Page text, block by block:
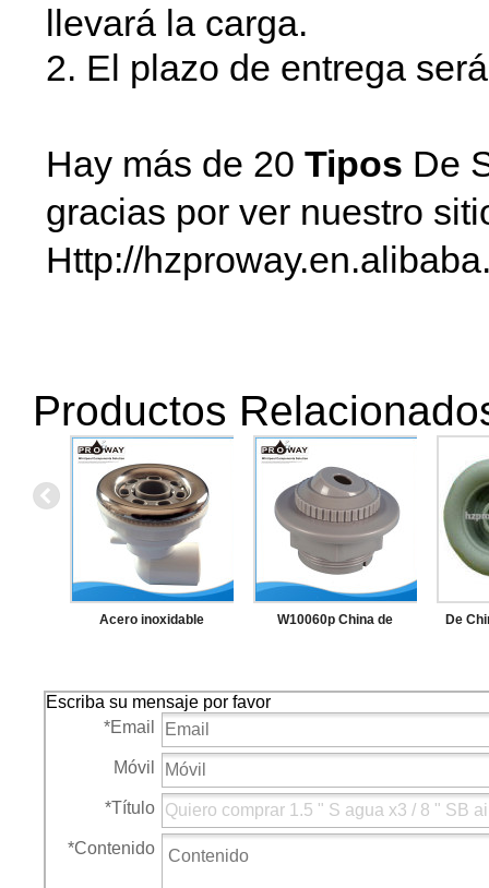
llevará la carga.
2. El plazo de entrega
Hay más de 20 Tipos De
gracias por ver nuestro
Http://
Productos
Acero inoxidable W10060p China de De
Escriba su mensaje por favor
*Email
Móvil
*Título
*Contenido